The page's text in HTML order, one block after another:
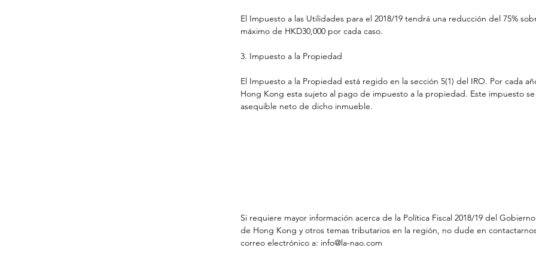
El Impuesto a las Utilidades para el 2018/19 tendrá una reducción del 75%
máximo de HKD30,000 por cada caso.
3. Impuesto a la Propiedad
El Impuesto a la Propiedad está regido en la sección 5(1) del IRO. Por cada
Hong Kong esta sujeto al pago de impuesto a la propiedad. Este impuesto se
asequible neto de dicho inmueble.
Si requiere mayor información acerca de la Política Fiscal 2018/19 del
de Hong Kong y otros temas tributarios en la región, no dude en
correo electrónico a: info@la-nao.com